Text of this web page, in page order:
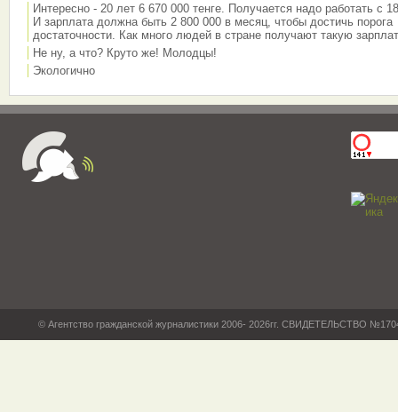
Интересно - 20 лет 6 670 000 тенге. Получается надо работать с
И зарплата должна быть 2 800 000 в месяц, чтобы достичь порога
достаточности. Как много людей в стране получают такую
Не ну, а что? Круто же! Молодцы!
Экологично
© Агентство гражданской журналистики 2006- 2026гг. СВИДЕТЕЛЬСТВО